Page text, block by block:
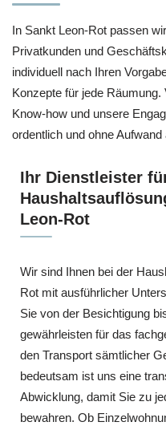
In Sankt Leon-Rot passen
Privatkunden und
individuell nach Ihren
Konzepte für jede
Know-how und unsere
ordentlich und ohne
Ihr Dienstleister
Leon-Rot
Wir sind Ihnen bei der
Rot mit ausführlicher
Sie von der Besichtigung
gewährleisten für das
den Transport sämtlicher
bedeutsam ist uns eine
Abwicklung, damit Sie zu
bewahren. Ob